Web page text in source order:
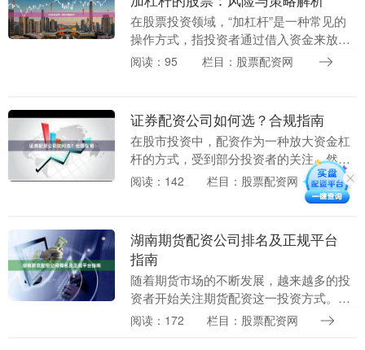
在股票投资领域，“加杠杆”是一种常见的
操作方式，指投资者通过借入资金来放大
投资规模，以期获得更高的收益。然而，
阅读：95 栏目：股票配资网
证券配资公司如何选？合规指南
在股市投资中，配资作为一种放大资金杠
杆的方式，受到部分投资者的关注。然
而，随着监管趋严，市场上配资公司良莠
不齐在线股票配资，选择不当可能面临资
阅读：142 栏目：股票配资网
湖南期货配资公司排名及正规平台
指南
随着期货市场的不断发展，越来越多的投
资者开始关注期货配资这一投资方式。湖
南作为中部地区的重要经济省份，期货配
阅读：172 栏目：股票配资网